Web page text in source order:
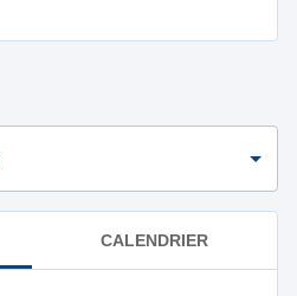
CALENDRIER